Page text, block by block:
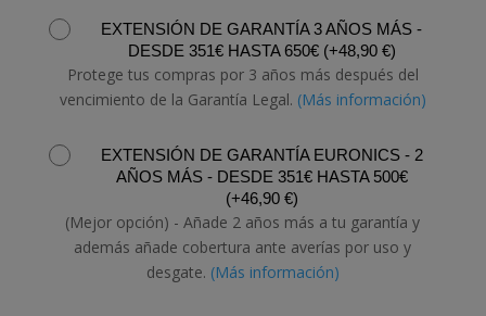
SS
EXTENSIÓN DE GARANTÍA 3 AÑOS MÁS -
DESDE 351€ HASTA 650€ (+48,90 €)
Protege tus compras por 3 años más después del
vencimiento de la Garantía Legal. (Más información)
EXTENSIÓN DE GARANTÍA EURONICS - 2
AÑOS MÁS - DESDE 351€ HASTA 500€
(+46,90 €)
(Mejor opción) - Añade 2 años más a tu garantía y
además añade cobertura ante averías por uso y
desgate. (Más información)